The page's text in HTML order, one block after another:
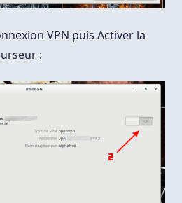
VPN puis Activer la
: